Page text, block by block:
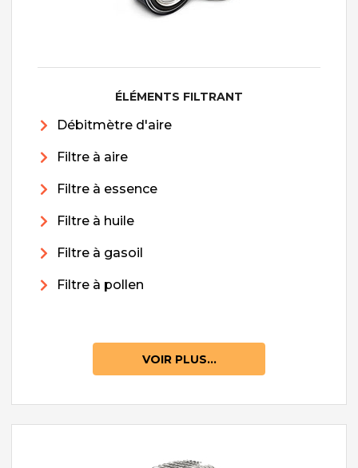
ÉLÉMENTS FILTRANT
Débitmètre d'aire
Filtre à aire
Filtre à essence
Filtre à huile
Filtre à gasoil
Filtre à pollen
VOIR PLUS...